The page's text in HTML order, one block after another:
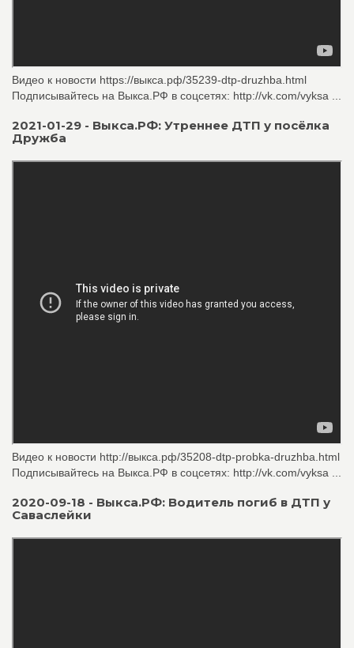
Видео к новости https://выкса.рф/35239-dtp-druzhba.html
Подписывайтесь на Выкса.РФ в соцсетях: http://vk.com/vyksa ...
2021-01-29 - Выкса.РФ: Утреннее ДТП у посёлка
Дружба
Видео к новости http://выкса.рф/35208-dtp-probka-druzhba.html
Подписывайтесь на Выкса.РФ в соцсетях: http://vk.com/vyksa ...
2020-09-18 - Выкса.РФ: Водитель погиб в ДТП у
Саваслейки